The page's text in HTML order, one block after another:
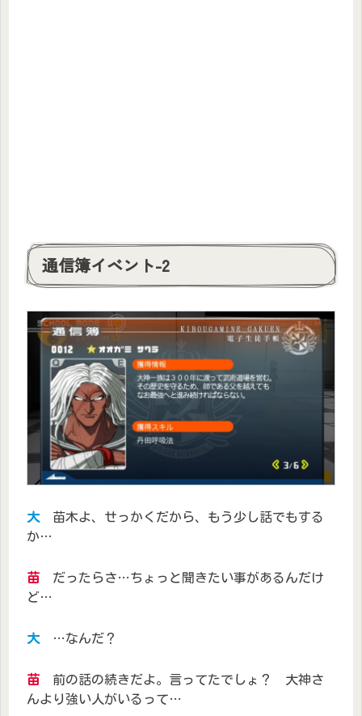
通信簿イベント-2
大苗木よ、せっかくだから、もう少し話でもする
か…
苗 だったらさ…ちょっと聞きたい事があるんだけ
ど…
大…なんだ？
苗 前の話の続きだよ。言ってたでしょ？ 大神さ
んより強い人がいるって…